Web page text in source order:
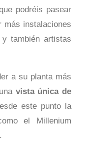
podréis pasear
instalaciones
también artistas
a su planta más
vista única de
este punto la
el Millenium